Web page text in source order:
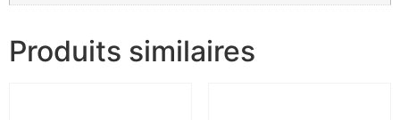
Produits similaires